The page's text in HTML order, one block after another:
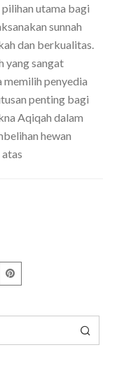
utama bagi
sunnah
dan berkualitas.
yang sangat
memilih penyedia
penting bagi
Aqiqah dalam
hewan